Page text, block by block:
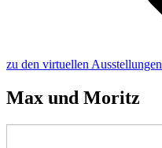
zu den virtuellen Ausstellungen
Max und Moritz